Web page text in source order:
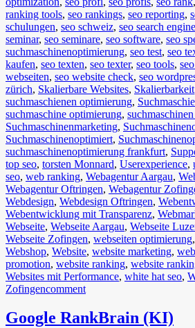
ranking tools, seo rankings, seo reporting,
schulungen, seo schweiz, seo search
seminar, seo seminare, seo software, seo
suchmaschinenoptimierung, seo test, seo
kaufen, seo texten, seo texter, seo tools,
webseiten, seo website check, seo
zürich, Skalierbare Websites, Skalierbarkeit
suchmaschienen optimierung,
suchmaschine optimierung,
Suchmaschinenmarketing,
Suchmaschinenoptimiert,
suchmaschinenoptimierung frankfurt,
top seo, torsten Monnard, Userexperience,
seo, web ranking, Webagentur Aargau,
Webagentur Oftringen, Webagentur
Webdesign, Webdesign Oftringen,
Webentwicklung mit Transparenz,
Webseite, Webseite Aargau, Webseite
Webseite Zofingen, webseiten optimierung,
Webshop, Website, website marketing,
promotion, website ranking, website
Websites mit Performance, white hat seo,
Zofingencomment
Google RankBrain (KI)